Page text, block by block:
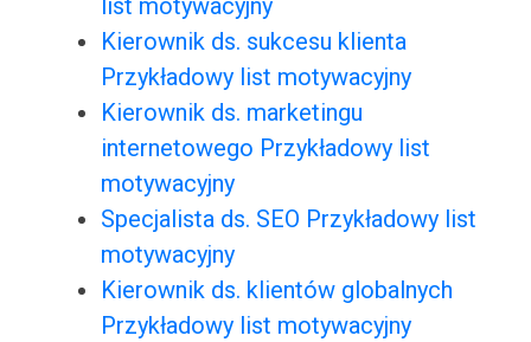
list motywacyjny
Kierownik ds. sukcesu klienta
Przykładowy list motywacyjny
Kierownik ds. marketingu
internetowego Przykładowy list
motywacyjny
Specjalista ds. SEO Przykładowy list
motywacyjny
Kierownik ds. klientów globalnych
Przykładowy list motywacyjny